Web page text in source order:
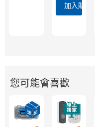
加入購物車
您可能會喜歡